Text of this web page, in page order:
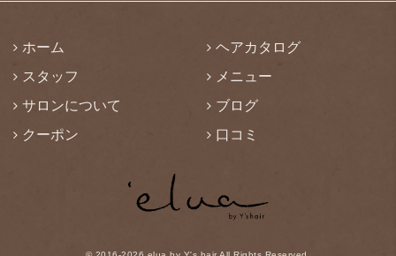
ホーム
ヘアカタログ
スタッフ
メニュー
サロンについて
ブログ
クーポン
口コミ